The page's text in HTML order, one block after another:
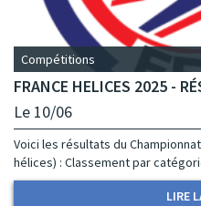
Compétitions
FRANCE HELICES 2025 -
Le 10/06
Voici les résultats du Championnat
hélices) : Classement par
LIRE